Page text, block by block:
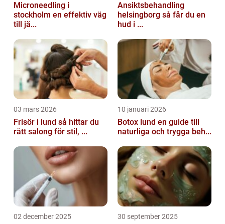
Microneedling i
stockholm en effektiv väg
till jä...
Ansiktsbehandling
helsingborg så får du en
hud i ...
03 mars 2026
Frisör i lund så hittar du
rätt salong för stil, ...
10 januari 2026
Botox lund en guide till
naturliga och trygga beh...
02 december 2025 30 september 2025